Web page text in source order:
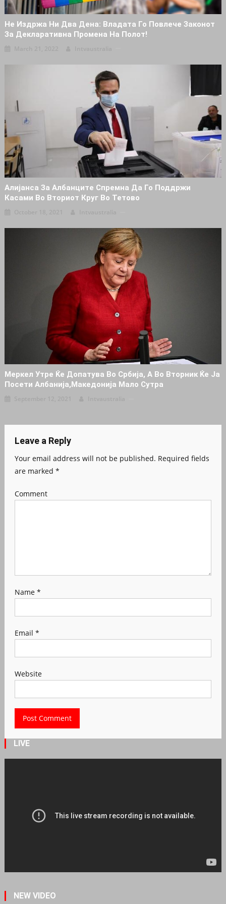
Не Издржа Ни Два Дена: Владата Го Повлече Законот
За Декларативна Промена На Полот!
Алијанса За Албанците Спремна Да Го Поддржи
Касами Во Вториот Круг Во Тетово
Меркел Утре Ќе Допатува Во Србија, А Во Вторник Ќе Ја
Посети Албанија,Mакедонија Мало Сутра
Leave a Reply
Your email address will not be published. Required fields
are marked *
Comment
Name *
Email *
Website
LIVE
NEW VIDEO